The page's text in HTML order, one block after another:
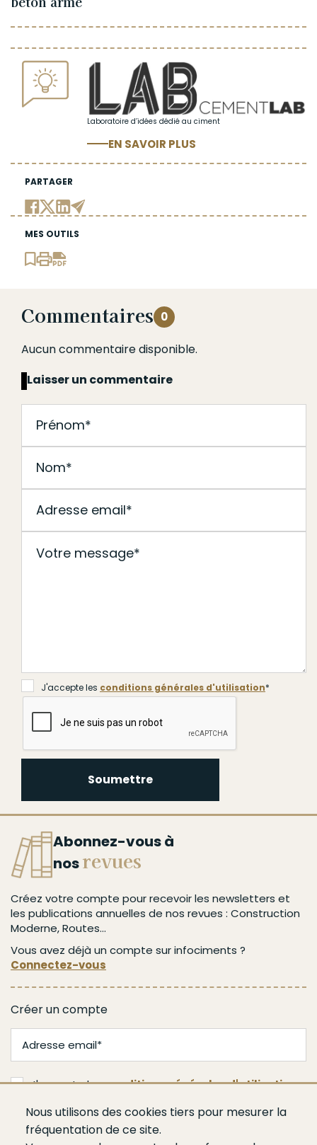
Nous utilisons des cookies tiers pour mesurer la
fréquentation de ce site.
Laboratoire d’idées dédié au ciment
EN SAVOIR PLUS
PARTAGER
MES OUTILS
Commentaires 0
Aucun commentaire disponible.
Laisser un commentaire
J'accepte les conditions générales d'utilisation*
Soumettre
Abonnez-vous à
nosrevues
Créez votre compte pour recevoir les newsletters et
les publications annuelles de nos revues : Construction
Moderne, Routes...
Vous avez déjà un compte sur infociments ?
Connectez-vous
Créer un compte
J'accepte lesconditions générales d'utilisation
Je m'abonne